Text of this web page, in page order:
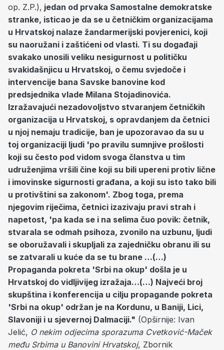
op. Z.P.), jedan od prvaka Samostalne demokratske
stranke, isticao je da se u četničkim organizacijama
u Hrvatskoj nalaze žandarmerijski povjerenici, koji
su naoružani i zaštićeni od vlasti. Ti su događaji
svakako unosili veliku nesigurnost u političku
svakidašnjicu u Hrvatskoj, o čemu svjedoče i
intervencije bana Savske banovine kod
predsjednika vlade Milana Stojadinovića.
Izražavajući nezadovoljstvo stvaranjem četničkih
organizacija u Hrvatskoj, s opravdanjem da četnici
u njoj nemaju tradicije, ban je upozoravao da su u
toj organizaciji ljudi 'po pravilu sumnjive prošlosti
koji su često pod vidom svoga članstva u tim
udruženjima vršili čine koji su bili upereni protiv lične
i imovinske sigurnosti građana, a koji su isto tako bili
u protivštini sa zakonom'. Zbog toga, prema
njegovim riječima, četnici izazivaju pravi strah i
napetost, 'pa kada se i na selima čuo povik: četnik,
stvarala se odmah psihoza, zvonilo na uzbunu, ljudi
se oboružavali i skupljali za zajedničku obranu ili su
se zatvarali u kuće da se tu brane …(…)
Propaganda pokreta 'Srbi na okup' došla je u
Hrvatskoj do vidljivijeg izražaja…(…) Najveći broj
skupština i konferencija u cilju propagande pokreta
'Srbi na okup' održan je na Kordunu, u Baniji, Lici,
Slavoniji i u sjevernoj Dalmaciji." (Opširnije: Ivan
Jelić, O nekim odjecima sporazuma Cvetković-Maček
među Srbima u Banovini Hrvatskoj, Zbornik